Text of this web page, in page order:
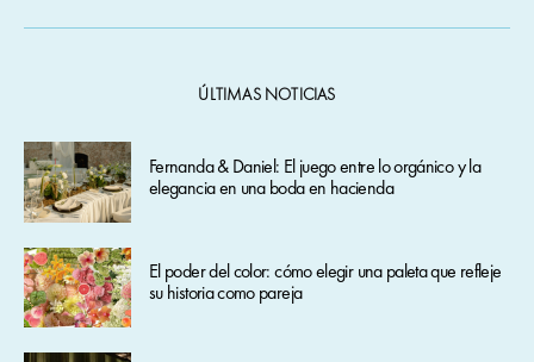
ÚLTIMAS NOTICIAS
Fernanda & Daniel: El juego entre lo orgánico y la
elegancia en una boda en hacienda
El poder del color: cómo elegir una paleta que refleje
su historia como pareja